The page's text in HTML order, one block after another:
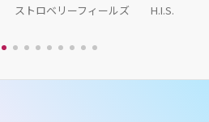
ストロベリーフィールズ H.I.S.